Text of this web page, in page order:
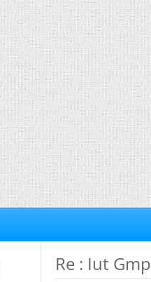
Re : Iut Gmp